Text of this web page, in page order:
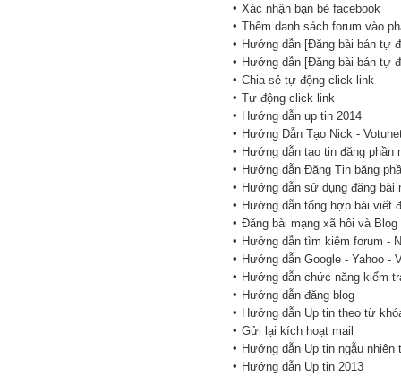
• Xác nhận bạn bè facebook
• Thêm danh sách forum vào
• Hướng dẫn [Đăng bài bán tự
• Hướng dẫn [Đăng bài bán tự
• Chia sẻ tự động click link
• Tự động click link
• Hướng dẫn up tin 2014
• Hướng Dẫn Tạo Nick -
• Hướng dẫn tạo tin đăng phần
• Hướng dẫn Đăng Tin băng
• Hướng dẫn sử dụng đăng bài
• Hướng dẫn tổng hợp bài viết
• Đăng bài mạng xã hôi và Blog
• Hướng dẫn tìm kiêm forum -
• Hướng dẫn Google - Yahoo -
• Hướng dẫn chức năng kiểm
• Hướng dẫn đăng blog
• Hướng dẫn Up tin theo từ
• Gửi lại kích hoạt mail
• Hướng dẫn Up tin ngẫu nhiên
• Hướng dẫn Up tin 2013